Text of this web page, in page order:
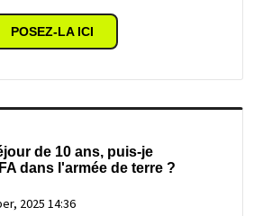
POSEZ-LA ICI
de 10 ans, puis-je
dans l'armée de terre ?
2025 14:36